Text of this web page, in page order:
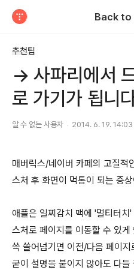
Back to
추천팁
→ 사파리에서
로 가기가 됩니
알 수 없는 사용자 2014. 6. 19. 14:03
매버릭스/네이버 카페의 고질적
스처 후 화면이 먹통이 되는 증
애플은 일찌감치 맥에 '멀티터치
스처로 페이지를 이동할 수 있
쓱 쓸어넘기면 이전/다음 페이
굳이 설명을 붙이지 않아도 다들